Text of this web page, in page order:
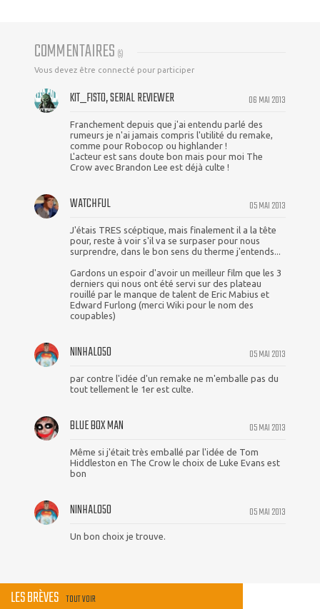
COMMENTAIRES (5)
Vous devez être connecté pour participer
06 MAI 2013
KIT_FISTO, SERIAL REVIEWER
Franchement depuis que j'ai entendu parlé des
rumeurs je n'ai jamais compris l'utilité du remake,
comme pour Robocop ou highlander !
L'acteur est sans doute bon mais pour moi The
Crow avec Brandon Lee est déjà culte !
05 MAI 2013
WATCHFUL
J'étais TRES scéptique, mais finalement il a la tête
pour, reste à voir s'il va se surpaser pour nous
surprendre, dans le bon sens du therme j'entends...
Gardons un espoir d'avoir un meilleur film que les 3
derniers qui nous ont été servi sur des plateau
rouillé par le manque de talent de Eric Mabius et
Edward Furlong (merci Wiki pour le nom des
coupables)
05 MAI 2013
NINHALO50
par contre l'idée d'un remake ne m'emballe pas du
tout tellement le 1er est culte.
05 MAI 2013
BLUE BOX MAN
Même si j'était très emballé par l'idée de Tom
Hiddleston en The Crow le choix de Luke Evans est
bon
05 MAI 2013
NINHALO50
Un bon choix je trouve.
LES BRÈVES TOUT VOIR